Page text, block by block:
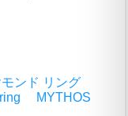
モンド リング
ring MYTHOS